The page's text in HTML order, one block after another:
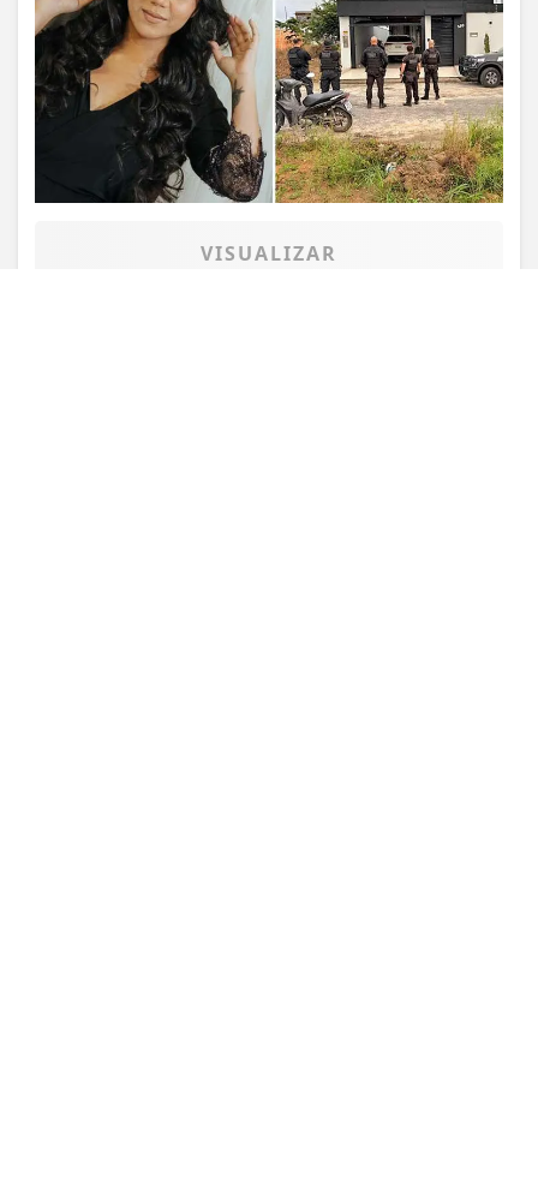
VISUALIZAR
Termos de Uso e Privacidade
Esse site utiliza cookies para melhorar sua
experiência de navegação. Ao continuar o acesso,
entendemos que você concorda com nossos Termos
de Uso e Privacidade.
PARA MAIS INFORMAÇÕES,ACESSE NOSSOS TERMOS
CLICANDO AQUI